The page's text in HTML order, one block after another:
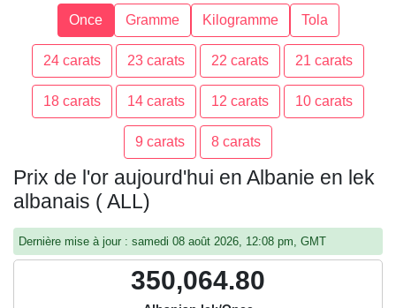
Once Gramme Kilogramme Tola
24 carats 23 carats 22 carats 21 carats
18 carats 14 carats 12 carats 10 carats
9 carats 8 carats
Prix de l'or aujourd'hui en Albanie en lek
albanais ( ALL)
Dernière mise à jour : samedi 08 août 2026, 12:08 pm, GMT
350,064.80